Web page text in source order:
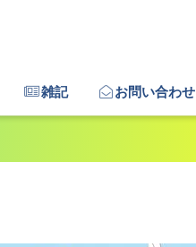
雑記 お問い合わせ